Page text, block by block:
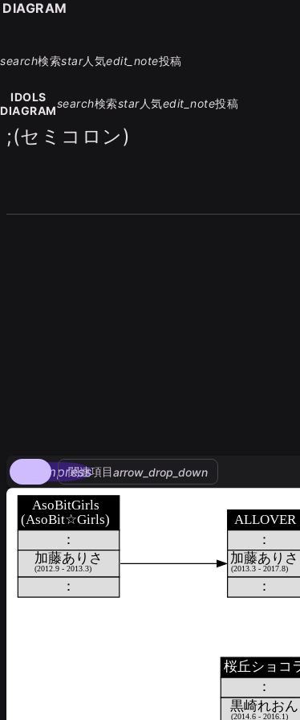
search検索star人気edit_note投稿
IDOLS
DIAGRAM
search検索star人気edit_note投稿
;(セミコロン)
compress
関連項目arrow_drop_down